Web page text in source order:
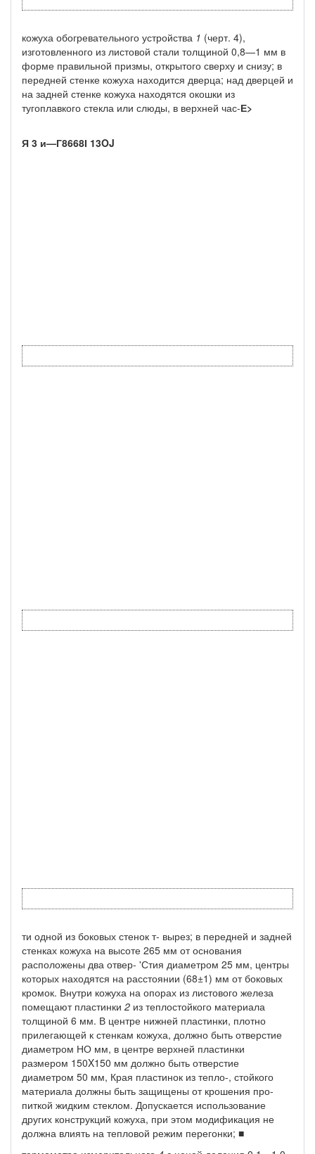
кожуха обогревательного устройства 1 (черт. 4),
изготовлен­ного из листовой стали толщиной 0,8—1 мм в
форме правильной призмы, открытого сверху и снизу; в
передней стенке кожуха на­ходится дверца; над дверцей и
на задней стенке кожуха нахо­дятся окошки из
тугоплавкого стекла или слюды, в верхней час-Е>
Я 3 и—Г8668І 13OJ
ти одной из боковых стенок т- вырез; в передней и задней
стенках кожуха на высоте 265 мм от основания
расположены два отвер- 'Стия диаметром 25 мм, центры
которых находятся на расстоянии (68±1) мм от боковых
кромок. Внутри кожуха на опорах из лис­тового железа
помещают пластинки 2 из теплостойкого материа­ла
толщиной 6 мм. В центре нижней пластинки, плотно
прилега­ющей к стенкам кожуха, должно быть отверстие
диаметром НО мм, в центре верхней пластинки
размером 150X150 мм долж­но быть отверстие
диаметром 50 мм, Края пластинок из тепло-, стойкого
материала должны быть защищены от крошения про­
питкой жидким стеклом. Допускается использование
других кон­струкций кожуха, при этом модификация не
должна влиять на тепловой режим перегонки; ■